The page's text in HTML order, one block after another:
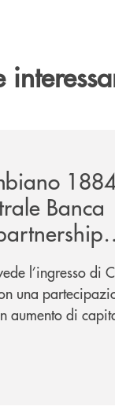
Banca
l’ingresso di
una
aumento di
di valori comuni
per ampliare